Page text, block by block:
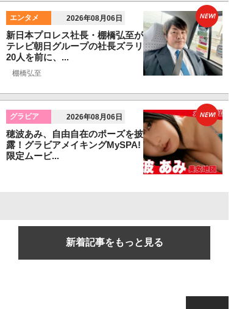
エンタメ 2026年08月06日
新日本プロレス社長・棚橋弘至が
テレビ朝日グループの社長ズラリ
20人を前に、...
棚橋弘至
NEW!
グラビア 2026年08月06日
穂波あみ、自由自在のポーズを披
露！グラビアメイキングMySPA!
限定ムービ...
NEW!
新着記事をもっと見る